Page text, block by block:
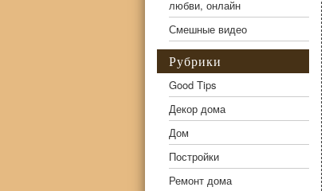
любви, онлайн
Смешные видео
Рубрики
Good Tips
Декор дома
Дом
Постройки
Ремонт дома